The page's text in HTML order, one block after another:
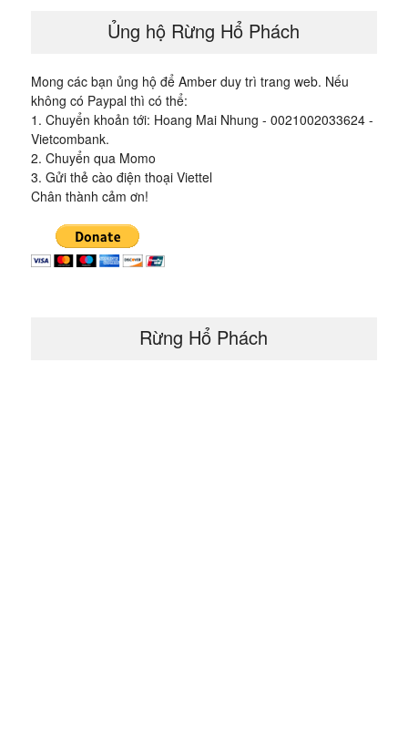
Ủng hộ Rừng Hổ Phách
Mong các bạn ủng hộ để Amber duy trì trang web. Nếu
không có Paypal thì có thể:
1. Chuyển khoản tới: Hoang Mai Nhung - 0021002033624 -
Vietcombank.
2. Chuyển qua Momo
3. Gửi thẻ cào điện thoại Viettel
Chân thành cảm ơn!
Rừng Hổ Phách